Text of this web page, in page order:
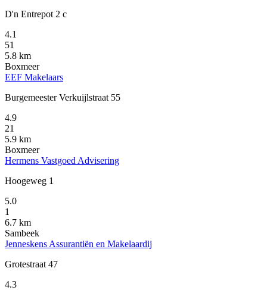
D'n Entrepot 2 c
4.1
51
5.8 km
Boxmeer
EEF Makelaars
Burgemeester Verkuijlstraat 55
4.9
21
5.9 km
Boxmeer
Hermens Vastgoed Advisering
Hoogeweg 1
5.0
1
6.7 km
Sambeek
Jenneskens Assurantiën en Makelaardij
Grotestraat 47
4.3